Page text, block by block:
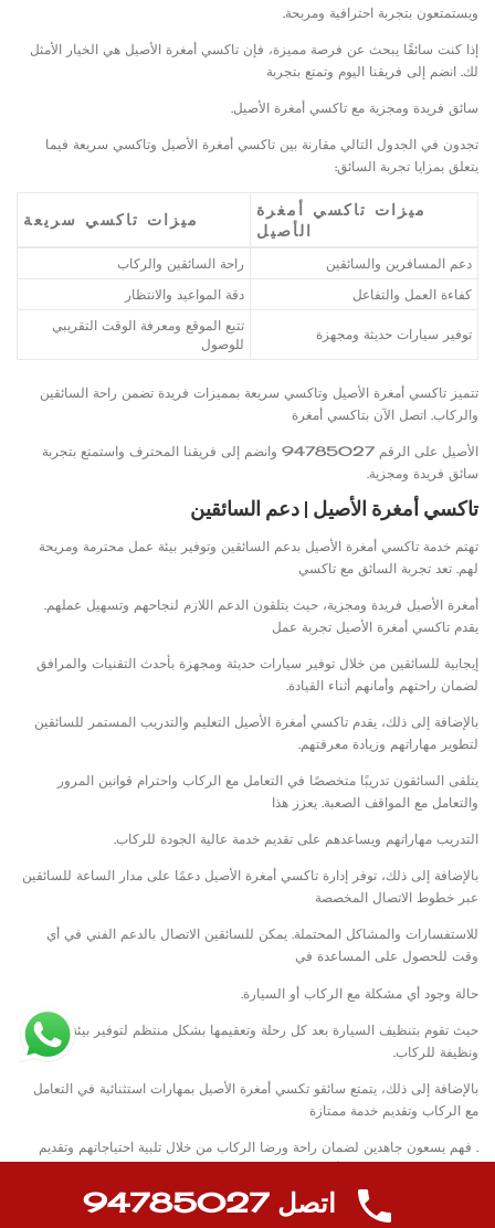
ويستمتعون بتجربة احترافية ومربحة.
إذا كنت سائقًا يبحث عن فرصة مميزة، فإن تاكسي أمغرة الأصيل هي الخيار الأمثل
لك. انضم إلى فريقنا اليوم وتمتع بتجربة
سائق فريدة ومجزية مع تاكسي أمغرة الأصيل.
تجدون في الجدول التالي مقارنة بين تاكسي أمغرة الأصيل وتاكسي سريعة فيما
يتعلق بمزايا تجربة السائق:
ميزات تاكسي أمغرة
الأصيل
ميزات تاكسي سريعة
دعم المسافرين والسائقين
راحة السائقين والركاب
كفاءة العمل والتفاعل
دقة المواعيد والانتظار
توفير سيارات حديثة ومجهزة
تتبع الموقع ومعرفة الوقت التقريبي
للوصول
تتميز تاكسي أمغرة الأصيل وتاكسي سريعة بمميزات فريدة تضمن راحة السائقين
والركاب. اتصل الآن بتاكسي أمغرة
الأصيل على الرقم 94785027 وانضم إلى فريقنا المحترف واستمتع بتجربة
سائق فريدة ومجزية.
تاكسي أمغرة الأصيل | دعم السائقين
تهتم خدمة تاكسي أمغرة الأصيل بدعم السائقين وتوفير بيئة عمل محترمة ومريحة
لهم. تعد تجربة السائق مع تاكسي
أمغرة الأصيل فريدة ومجزية، حيث يتلقون الدعم اللازم لنجاحهم وتسهيل عملهم.
يقدم تاكسي أمغرة الأصيل تجربة عمل
إيجابية للسائقين من خلال توفير سيارات حديثة ومجهزة بأحدث التقنيات والمرافق
لضمان راحتهم وأمانهم أثناء القيادة.
بالإضافة إلى ذلك، يقدم تاكسي أمغرة الأصيل التعليم والتدريب المستمر للسائقين
لتطوير مهاراتهم وزيادة معرفتهم.
يتلقى السائقون تدريبًا متخصصًا في التعامل مع الركاب واحترام قوانين المرور
والتعامل مع المواقف الصعبة. يعزز هذا
التدريب مهاراتهم ويساعدهم على تقديم خدمة عالية الجودة للركاب.
بالإضافة إلى ذلك، توفر إدارة تاكسي أمغرة الأصيل دعمًا على مدار الساعة للسائقين
عبر خطوط الاتصال المخصصة
للاستفسارات والمشاكل المحتملة. يمكن للسائقين الاتصال بالدعم الفني في أي
وقت للحصول على المساعدة في
حالة وجود أي مشكلة مع الركاب أو السيارة.
حيث تقوم بتنظيف السيارة بعد كل رحلة وتعقيمها بشكل منتظم لتوفير بيئة آمنة
ونظيفة للركاب.
بالإضافة إلى ذلك، يتمتع سائقو تكسي أمغرة الأصيل بمهارات استثنائية في التعامل
مع الركاب وتقديم خدمة ممتازة
. فهم يسعون جاهدين لضمان راحة ورضا الركاب من خلال تلبية احتياجاتهم وتقديم
تاكسي أمغرة الأصيل
اتصل 94785027